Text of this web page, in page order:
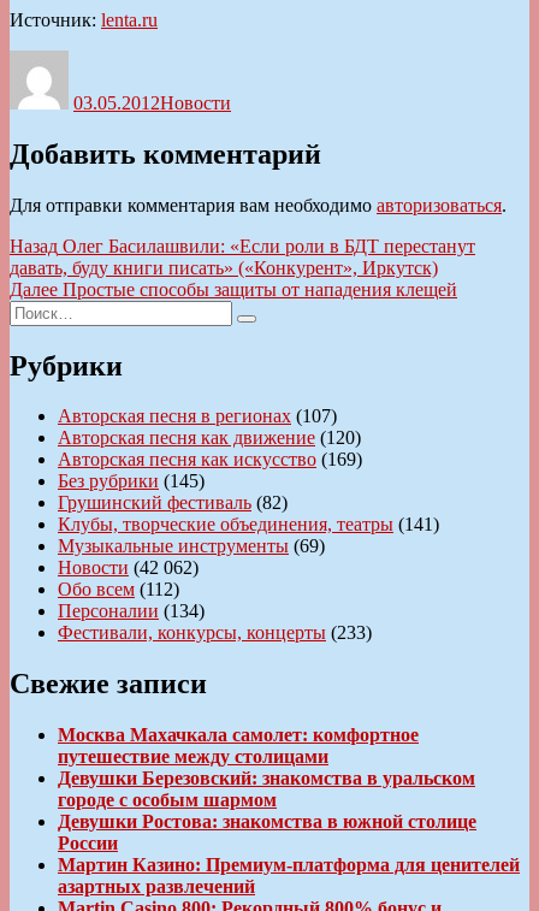
Источник: lenta.ru
03.05.2012Новости
Добавить комментарий
Для отправки комментария вам необходимо авторизоваться.
Навигация
по
записям
Назад Предыдущая
запись:
Олег Басилашвили: «Если роли в БДТ перестанут
давать, буду книги писать» («Конкурент», Иркутск)
Далее Следующая
Простые способы защиты от нападения клещей
Искать:
Поиск
Рубрики
Авторская песня в регионах (107)
Авторская песня как движение (120)
Авторская песня как искусство (169)
Без рубрики (145)
Грушинский фестиваль (82)
Клубы, творческие объединения, театры (141)
Музыкальные инструменты (69)
Новости (42 062)
Обо всем (112)
Персоналии (134)
Фестивали, конкурсы, концерты (233)
Свежие записи
Москва Махачкала самолет: комфортное
путешествие между столицами
Девушки Березовский: знакомства в уральском
городе с особым шармом
Девушки Ростова: знакомства в южной столице
России
Мартин Казино: Премиум-платформа для ценителей
азартных развлечений